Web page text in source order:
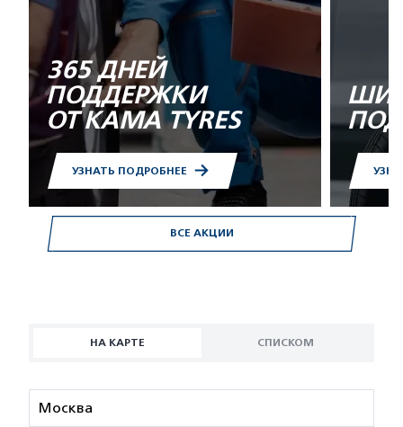
ВСЕ АКЦИИ
365 ДНЕЙ
ПОДДЕРЖКИ
ОТ KAMA TYRES
УЗНАТЬ ПОДРОБНЕЕ
НА КАРТЕ СПИСКОМ